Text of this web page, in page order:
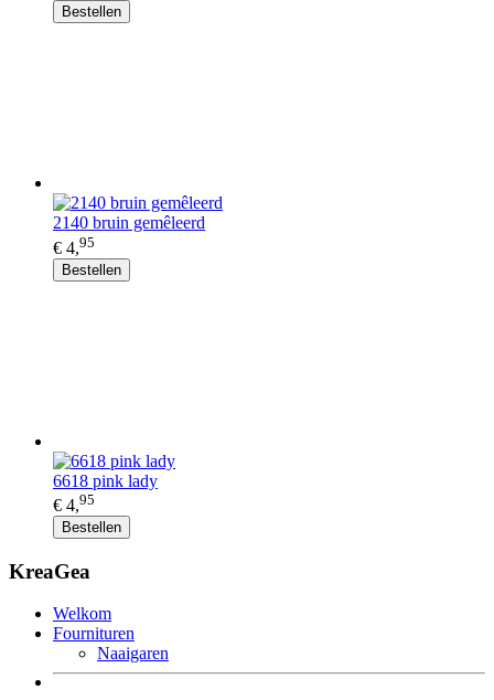
Bestellen
2140 bruin gemêleerd
€ 4,95
Bestellen
6618 pink lady
€ 4,95
Bestellen
KreaGea
Welkom
Fournituren
Naaigaren